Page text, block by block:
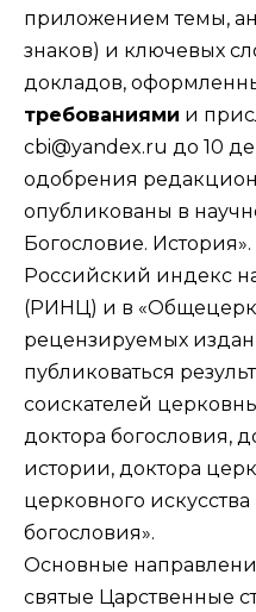
приложением темы,
знаков) и ключевых
докладов,
требованиями и
cbi@yandex.ru до 10
одобрения
опубликованы в
Богословие. История».
Российский индекс
(РИНЦ) и в
рецензируемых
публиковаться
соискателей
доктора богословия,
истории, доктора
церковного
богословия».
Основные
святые Царственные